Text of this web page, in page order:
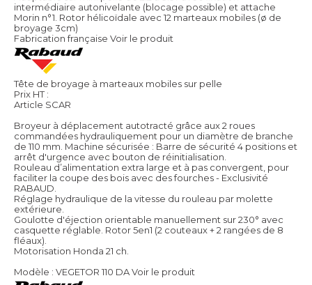
intermédiaire autonivelante (blocage possible) et attache
Morin n°1. Rotor hélicoïdale avec 12 marteaux mobiles (ø de
broyage 3cm)
Fabrication française Voir le produit
Tête de broyage à marteaux mobiles sur pelle
Prix HT :
Article SCAR
Broyeur à déplacement autotracté grâce aux 2 roues
commandées hydrauliquement pour un diamètre de branche
de 110 mm. Machine sécurisée : Barre de sécurité 4 positions et
arrêt d'urgence avec bouton de réinitialisation.
Rouleau d’alimentation extra large et à pas convergent, pour
faciliter la coupe des bois avec des fourches - Exclusivité
RABAUD.
Réglage hydraulique de la vitesse du rouleau par molette
extérieure.
Goulotte d'éjection orientable manuellement sur 230° avec
casquette réglable. Rotor 5en1 (2 couteaux + 2 rangées de 8
fléaux).
Motorisation Honda 21 ch.
Modèle : VEGETOR 110 DAVoir le produit